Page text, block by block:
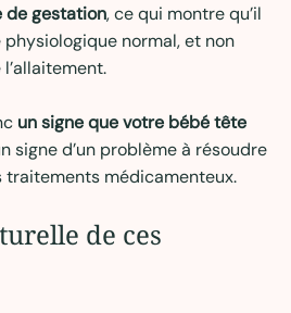
de gestation, ce qui montre qu’il
physiologique normal, et non
un signe que votre bébé tête
signe d’un problème à résoudre
traitements médicamenteux.
de ces